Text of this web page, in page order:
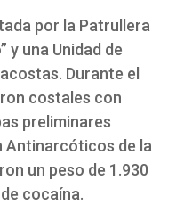
por la Patrullera
y una Unidad de
Durante el
costales con
preliminares
Antinarcóticos de la
un peso de 1.930
cocaína.